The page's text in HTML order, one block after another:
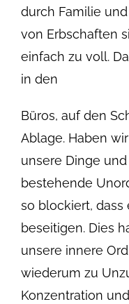
durch Familie
von Erbschaften
einfach zu voll.
in den
Büros, auf den
Ablage. Haben
unsere Dinge
bestehende
so blockiert, dass
beseitigen. Dies
unsere innere
wiederum zu
Konzentration